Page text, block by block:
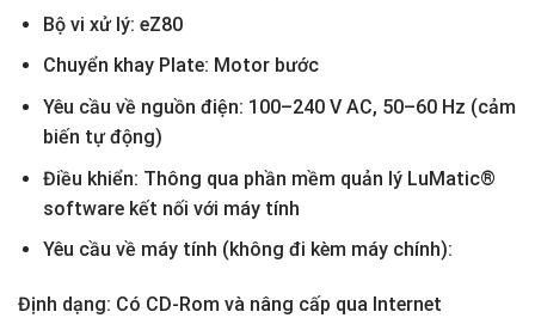
Bộ vi xử lý: eZ80
Chuyển khay Plate: Motor bước
Yêu cầu về nguồn điện: 100–240 V AC, 50–60 Hz (cảm
biến tự động)
Điều khiển: Thông qua phần mềm quản lý LuMatic®
software kết nối với máy tính
Yêu cầu về máy tính (không đi kèm máy chính):
Định dạng: Có CD-Rom và nâng cấp qua Internet